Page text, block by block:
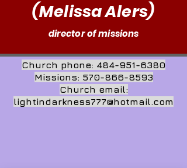
(Melissa Alers)
director of missions
Church phone: 484-951-6380
Missions: 570-866-8593
Church email:
lightindarkness777@hotmail.com